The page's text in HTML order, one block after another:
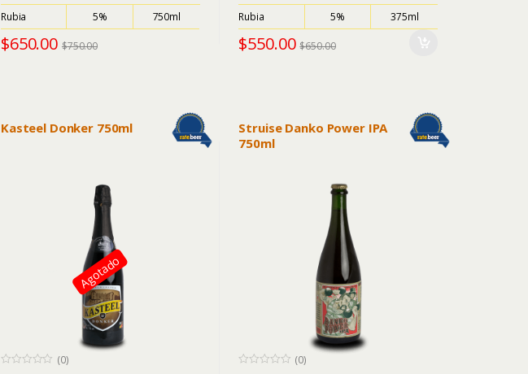
f
5
Rubia
5% 750ml
$650.00 $750.00
f
5
Rubia
5% 375ml
$550.00 $650.00
Agotado
Kasteel Donker 750ml
(0)
Struise Danko Power IPA
750ml
(0)